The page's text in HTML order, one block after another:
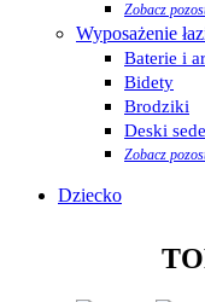
Zobacz
Wyposażenie
Baterie i
Bidety
Brodziki
Deski
Zobacz
Dziecko